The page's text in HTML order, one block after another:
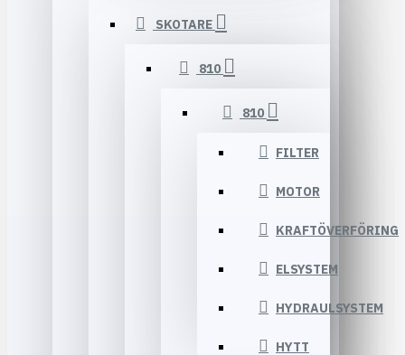
SKOTARE
810
810
FILTER
MOTOR
KRAFTÖVERFÖRING
ELSYSTEM
HYDRAULSYSTEM
HYTT